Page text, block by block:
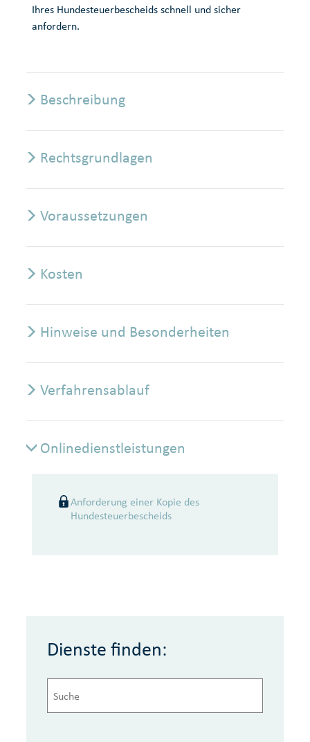
Ihres Hundesteuerbescheids schnell und sicher
anfordern.
Beschreibung
Rechtsgrundlagen
Voraussetzungen
Kosten
Hinweise und Besonderheiten
Verfahrensablauf
Onlinedienstleistungen
Onlinedienstleistungen
Anforderung einer Kopie des
Hundesteuerbescheids
Dienste finden: